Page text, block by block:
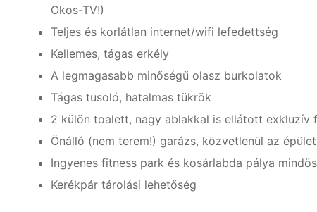
Okos-TV!)
Teljes és korlátlan internet/wifi lefedettség
Kellemes, tágas erkély
A legmagasabb minőségű olasz burkolatok
Tágas tusoló, hatalmas tükrök
2 külön toalett, nagy ablakkal is ellátott exkluzív
Önálló (nem terem!) garázs, közvetlenül az
Ingyenes fitness park és kosárlabda pálya
Kerékpár tárolási lehetőség